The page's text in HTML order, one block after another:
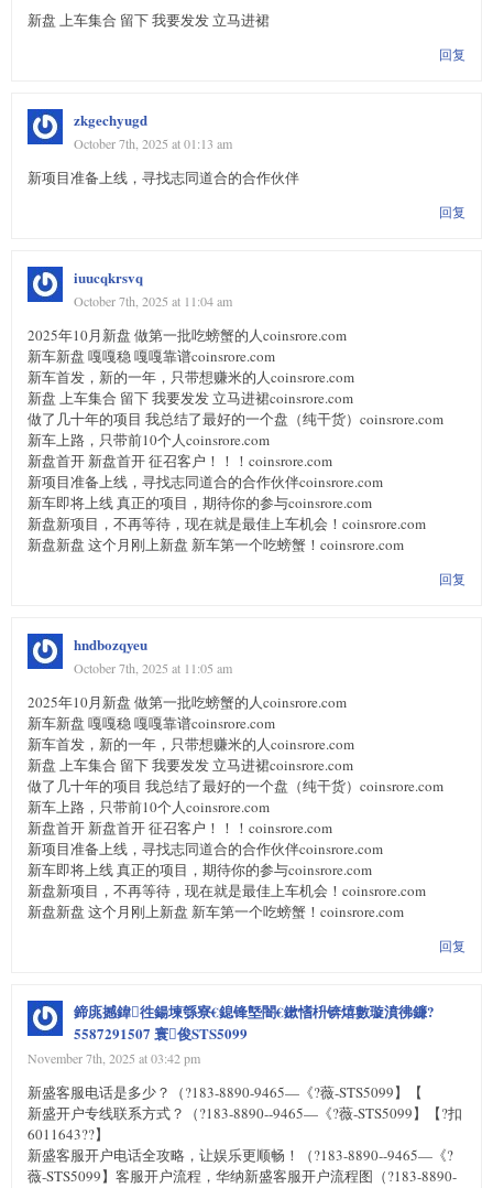
新盘 上车集合 留下 我要发发 立马进裙
回复
zkgechyugd
October 7th, 2025 at 01:13 am
新项目准备上线，寻找志同道合的合作伙伴
回复
iuucqkrsvq
October 7th, 2025 at 11:04 am
2025年10月新盘 做第一批吃螃蟹的人coinsrore.com
新车新盘 嘎嘎稳 嘎嘎靠谱coinsrore.com
新车首发，新的一年，只带想赚米的人coinsrore.com
新盘 上车集合 留下 我要发发 立马进裙coinsrore.com
做了几十年的项目 我总结了最好的一个盘（纯干货）coinsrore.com
新车上路，只带前10个人coinsrore.com
新盘首开 新盘首开 征召客户！！！coinsrore.com
新项目准备上线，寻找志同道合的合作伙伴coinsrore.com
新车即将上线 真正的项目，期待你的参与coinsrore.com
新盘新项目，不再等待，现在就是最佳上车机会！coinsrore.com
新盘新盘 这个月刚上新盘 新车第一个吃螃蟹！coinsrore.com
回复
hndbozqyeu
October 7th, 2025 at 11:05 am
2025年10月新盘 做第一批吃螃蟹的人coinsrore.com
新车新盘 嘎嘎稳 嘎嘎靠谱coinsrore.com
新车首发，新的一年，只带想赚米的人coinsrore.com
新盘 上车集合 留下 我要发发 立马进裙coinsrore.com
做了几十年的项目 我总结了最好的一个盘（纯干货）coinsrore.com
新车上路，只带前10个人coinsrore.com
新盘首开 新盘首开 征召客户！！！coinsrore.com
新项目准备上线，寻找志同道合的合作伙伴coinsrore.com
新车即将上线 真正的项目，期待你的参与coinsrore.com
新盘新项目，不再等待，现在就是最佳上车机会！coinsrore.com
新盘新盘 这个月刚上新盘 新车第一个吃螃蟹！coinsrore.com
回复
鍗庣撼鍏徃鍚堜綔寮€鎴锋墍闇€鏉愭枡锛熺數璇濆彿鐮?
5587291507 寰俊STS5099
November 7th, 2025 at 03:42 pm
新盛客服电话是多少？（?183-8890-9465—《?薇-STS5099】【
新盛开户专线联系方式？（?183-8890--9465—《?薇-STS5099】【?扣
6011643??】
新盛客服开户电话全攻略，让娱乐更顺畅！（?183-8890--9465—《?
薇-STS5099】客服开户流程，华纳新盛客服开户流程图（?183-8890-